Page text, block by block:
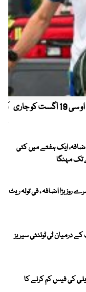
کیریبین پریمیئر لیگ ، قومی کرکٹرز کو این او سی 19 اگست کو جاری
ایک ہفتے میں کئی
بڑا اضافہ ، فی تولہ ریٹ
ممالک کے درمیان ٹی ٹوئنٹی سیریز
کی فیس کم کرنے کا